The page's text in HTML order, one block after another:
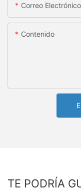
Correo Electrónico
Contenido
TE PODRÍA